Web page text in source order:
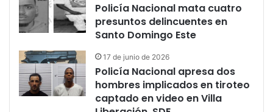
Policía Nacional mata cuatro
presuntos delincuentes en
Santo Domingo Este
17 de junio de 2026
Policía Nacional apresa dos
hombres implicados en tiroteo
captado en video en Villa